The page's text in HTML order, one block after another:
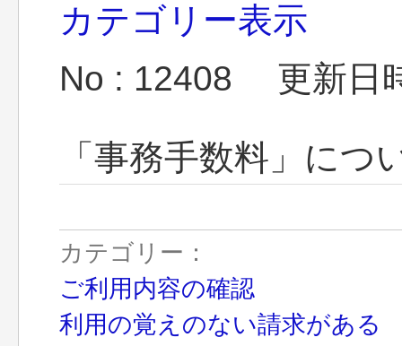
カテゴリー表示
No : 12408
更新日
「事務手数料」に
カテゴリー：
ご利用内容の確認
利用の覚えのない請求がある